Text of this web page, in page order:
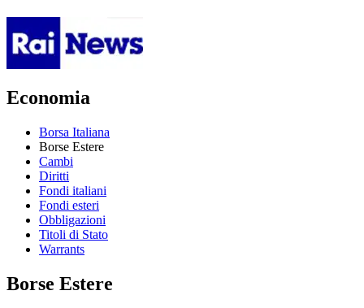
Economia
Borsa Italiana
Borse Estere
Cambi
Diritti
Fondi italiani
Fondi esteri
Obbligazioni
Titoli di Stato
Warrants
Borse Estere